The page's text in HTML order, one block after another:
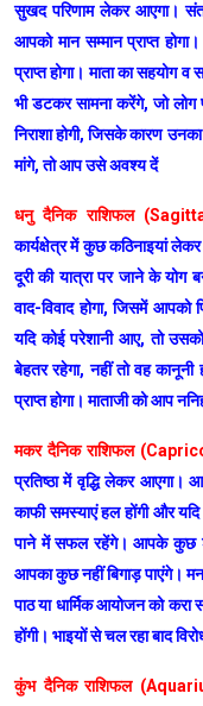
सुखद परिणाम लेकर आएगा।
आपको मान सम्मान प्राप्त
प्राप्त होगा। माता का सहयोग
भी डटकर सामना करेंगे, जो
निराशा होगी, जिसके कारण
मांगे, तो आप उसे अवश्य दें
धनु दैनिक राशिफल
कार्यक्षेत्र में कुछ कठिनाइयां
दूरी की यात्रा पर जाने के
वाद-विवाद होगा, जिसमें आपको
यदि कोई परेशानी आए, तो
बेहतर रहेगा, नहीं तो वह
प्राप्त होगा। माताजी को आप
मकर दैनिक राशिफल
प्रतिष्ठा में वृद्धि लेकर आएगा।
काफी समस्याएं हल होंगी और
पाने में सफल रहेंगे। आपके कुछ
आपका कुछ नहीं बिगाड़ पाएंगे।
पाठ या धार्मिक आयोजन को
होंगी। भाइयों से चल रहा बाद
कुंभ दैनिक राशिफल